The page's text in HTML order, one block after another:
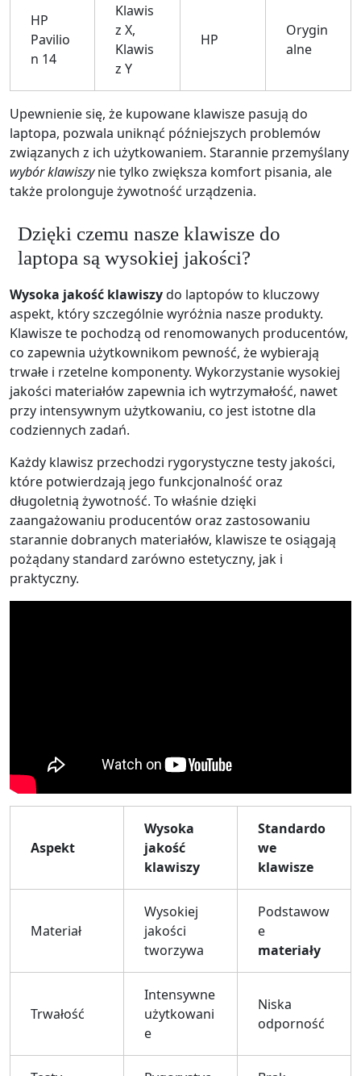
HP
Pavilio
n 14
Klawis
z X,
Klawis
z Y
HP
Orygin
alne
Upewnienie się, że kupowane klawisze pasują do
laptopa, pozwala uniknąć późniejszych problemów
związanych z ich użytkowaniem. Starannie przemyślany
wybór klawiszynie tylko zwiększa komfort pisania, ale
także prolonguje żywotność urządzenia.
Dzięki czemu nasze klawisze do
laptopa są wysokiej jakości?
Wysoka jakość klawiszydo laptopów to kluczowy
aspekt, który szczególnie wyróżnia nasze produkty.
Klawisze te pochodzą od renomowanych producentów,
co zapewnia użytkownikom pewność, że wybierają
trwałe i rzetelne komponenty. Wykorzystanie wysokiej
jakości materiałów zapewnia ich wytrzymałość, nawet
przy intensywnym użytkowaniu, co jest istotne dla
codziennych zadań.
Każdy klawisz przechodzi rygorystyczne testy jakości,
które potwierdzają jego funkcjonalność oraz
długoletnią żywotność. To właśnie dzięki
zaangażowaniu producentów oraz zastosowaniu
starannie dobranych materiałów, klawisze te osiągają
pożądany standard zarówno estetyczny, jak i
praktyczny.
Aspekt
Wysoka
jakość
klawiszy
Standardo
we
klawisze
Materiał
Wysokiej
jakości
tworzywa
Podstawow
e
materiały
Trwałość
Intensywne
użytkowani
e
Niska
odporność